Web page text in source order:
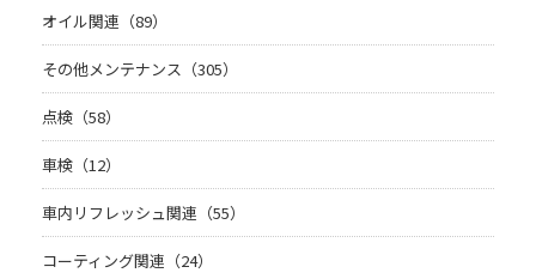
オイル関連（89）
その他メンテナンス（305）
点検（58）
車検（12）
車内リフレッシュ関連（55）
コーティング関連（24）